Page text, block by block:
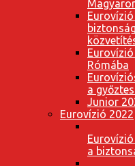
Rómába
a
Junior
Eurovízió 2022
a